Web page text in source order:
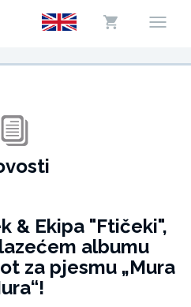
& Ekipa "Ftičeki",
albumu
za pjesmu „Mura